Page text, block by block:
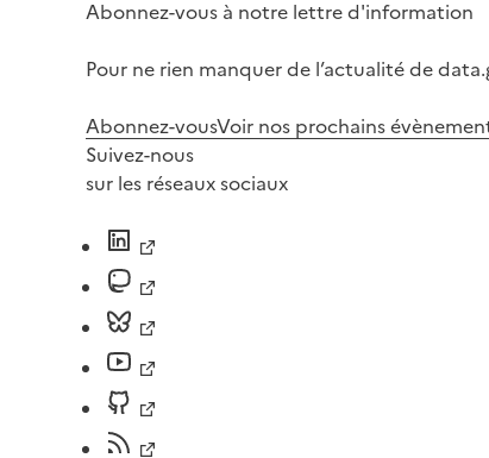
Abonnez-vous à notre lettre d'information
Pour ne rien manquer de l’actualité de
Abonnez-vousVoir nos prochains
Suivez-nous
sur les réseaux sociaux